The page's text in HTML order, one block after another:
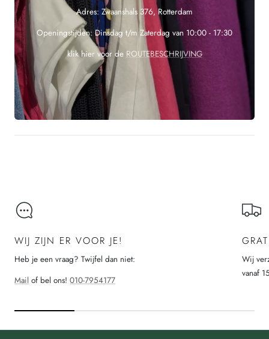
Adres: Zwaanshals 376, Rotterdam
Openingstijden: Dinsdag t/m Zaterdag van 10:00 - 17:30
klik hier voor de ROUTEBESCHRIJVING
WIJ ZIJN ER VOOR JE!
Heb je een vraag? Twijfel dan niet:
Mail of bel ons! 010-7954177
Wij
vanaf